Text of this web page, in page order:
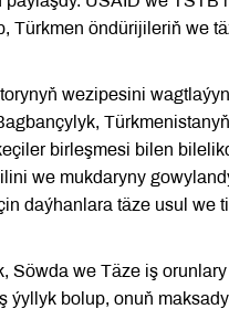
Türkmen öndürijileriň we
wezipesini
birleşmesi bilen
we mukdaryny
daýhanlara täze usul we
Söwda we Täze iş
ýyllyk bolup, onuň